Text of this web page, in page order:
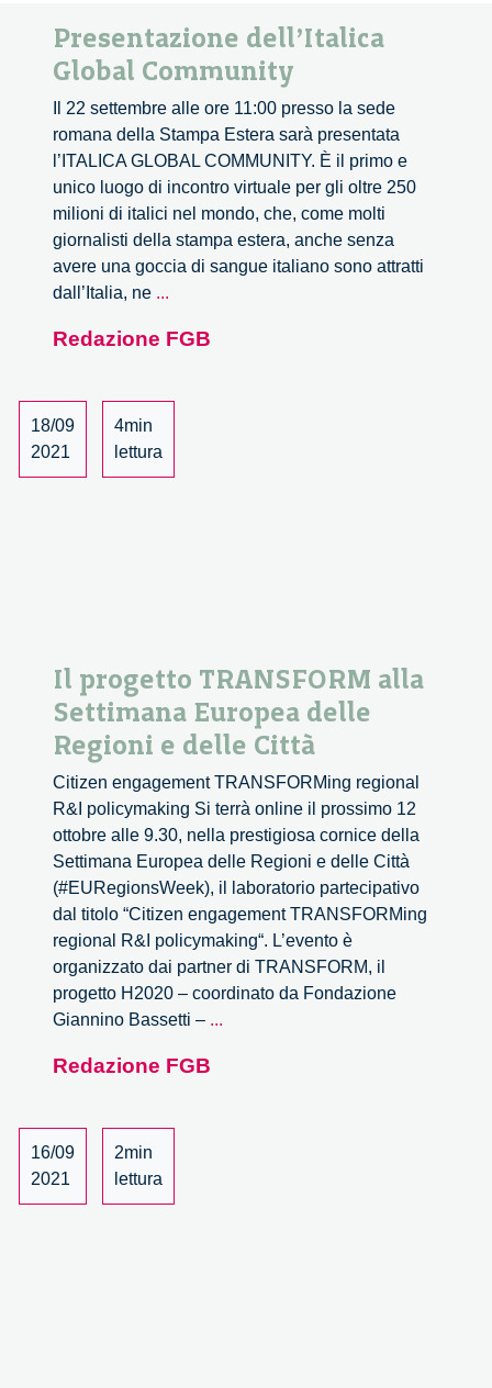
Presentazione dell’Italica
Global Community
Il 22 settembre alle ore 11:00 presso la sede
romana della Stampa Estera sarà presentata
l’ITALICA GLOBAL COMMUNITY. È il primo e
unico luogo di incontro virtuale per gli oltre 250
milioni di italici nel mondo, che, come molti
giornalisti della stampa estera, anche senza
avere una goccia di sangue italiano sono attratti
dall’Italia, ne ...
Global
Redazione FGB
18/09
2021
4min
lettura
Il progetto TRANSFORM alla
Settimana Europea delle
Regioni e delle Città
Citizen engagement TRANSFORMing regional
R&I policymaking Si terrà online il prossimo 12
ottobre alle 9.30, nella prestigiosa cornice della
Settimana Europea delle Regioni e delle Città
(#EURegionsWeek), il laboratorio partecipativo
dal titolo “Citizen engagement TRANSFORMing
regional R&I policymaking“. L’evento è
organizzato dai partner di TRANSFORM, il
progetto H2020 – coordinato da Fondazione
Giannino Bassetti – ...
Redazione FGB
16/09
2021
2min
lettura